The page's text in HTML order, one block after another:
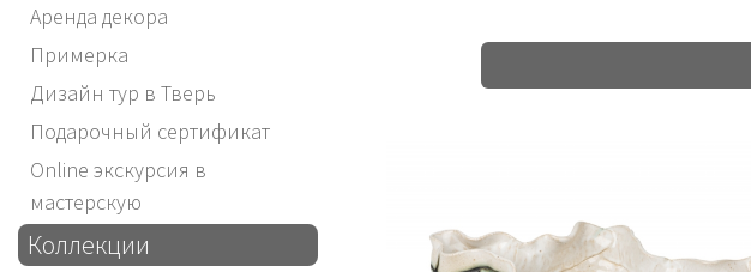
Аренда декора
Примерка
Дизайн тур в Тверь
Подарочный сертификат
Online экскурсия в
мастерскую
Коллекции